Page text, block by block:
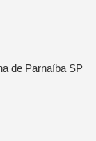
de Parnaíba SP